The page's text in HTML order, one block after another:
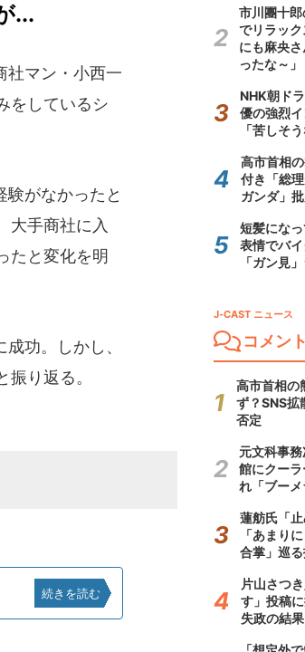
...
社マン・小西一
をしているシ
がなかったと
大手商社に入
たと変化を明
功。しかし、
り返る。
続きを読む
市川團十
でリラッ
にも麻央
ったな～」
NHK朝ド
優の強烈
「苦しそ
高市首相
付き「総
ガンダ」
短髪にな
表情でバ
「ガン見
J-CAST ニュース
コメン
高市首相の
ず？SNS
否定
元文科事
館にクー
れ「ブーメ
蓮舫氏「
「あまり
合掌」巡
片山さつ
す」投稿
失政の結果